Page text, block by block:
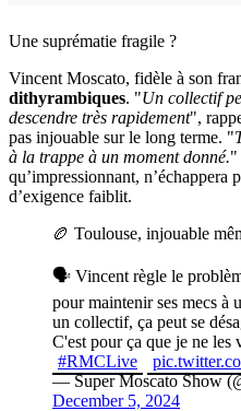
Une suprématie fragile ?
Vincent Moscato, fidèle à son
dithyrambiques. "Un collectif
descendre très rapidement",
pas injouable sur le long terme. "
à la trappe à un moment donné."
qu’impressionnant, n’échappera
d’exigence faiblit.
🏉 Toulouse, injouable
🗣️ Vincent règle le
pour maintenir ses mecs à
un collectif, ça peut se
C'est pour ça que je ne les
#RMCLive
— Super Moscato Show
December 5, 2024